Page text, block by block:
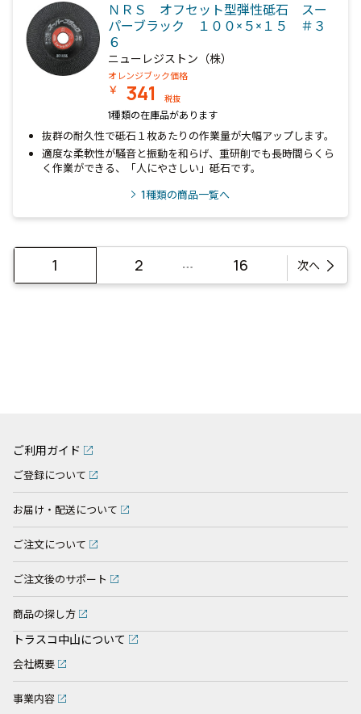
ＮＲＳ オフセット型弾性砥石 スー
パーブラック １００×５×１５ ＃３
６
ニューレジストン（株）
オレンジブック価格
￥ 341 税抜
1種類の在庫品があります
抜群の耐久性で砥石１枚あたりの作業量が大幅アップします。
適度な柔軟性が騒音と振動を和らげ、重研削でも長時間らくら
く作業ができる、「人にやさしい」砥石です。
1種類の商品一覧へ
1 2 … 16 次へ
ご利用ガイド
ご登録について
お届け・配送について
ご注文について
ご注文後のサポート
商品の探し方
トラスコ中山について
会社概要
事業内容